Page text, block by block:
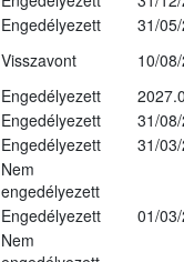
Engedélyezett
31/
Visszavont
10/
Engedélyezett
Engedélyezett
31/
Engedélyezett
31/
Nem
engedélyezett
Engedélyezett
01/
Nem